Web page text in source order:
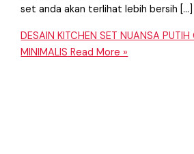
set anda akan terlihat lebih bersih […]
DESAIN KITCHEN SET NUANSA PUTIH
MINIMALIS Read More »